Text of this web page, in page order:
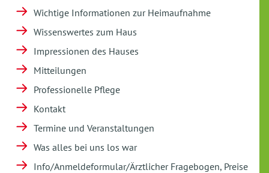
Wichtige Informationen zur Heimaufnahme
Wissenswertes zum Haus
Impressionen des Hauses
Mitteilungen
Professionelle Pflege
Kontakt
Termine und Veranstaltungen
Was alles bei uns los war
Info/Anmeldeformular/Ärztlicher Fragebogen, Preise